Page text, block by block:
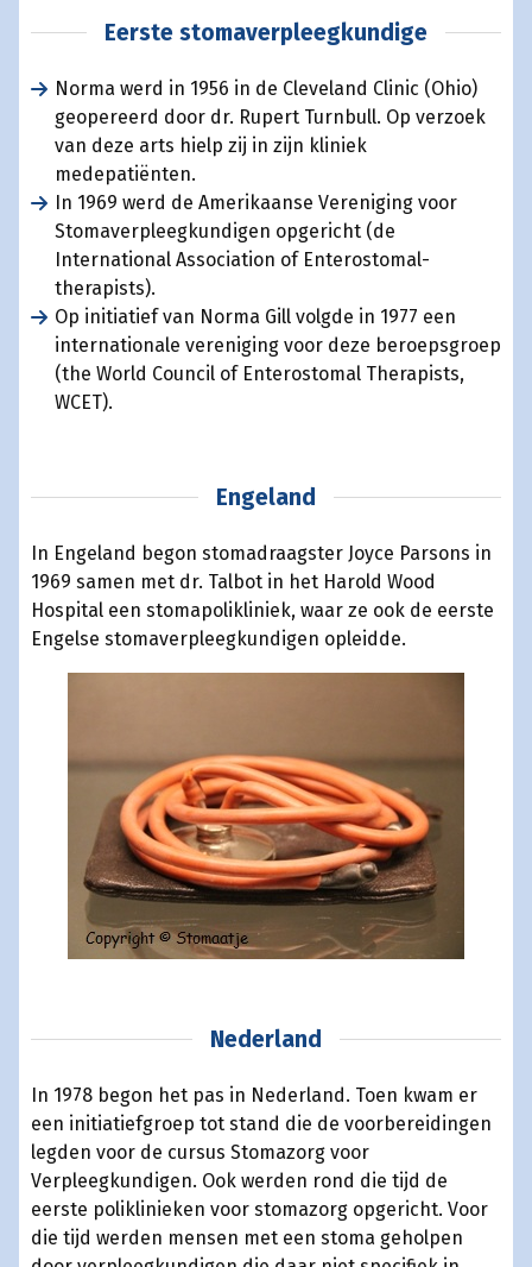
Eerste stomaverpleegkundige
Norma werd in 1956 in de Cleveland Clinic (Ohio)
geopereerd door dr. Rupert Turnbull. Op verzoek
van deze arts hielp zij in zijn kliniek
medepatiënten.
In 1969 werd de Amerikaanse Vereniging voor
Stomaverpleegkundigen opgericht (de
International Association of Enterostomal-
therapists).
Op initiatief van Norma Gill volgde in 1977 een
internationale vereniging voor deze beroepsgroep
(the World Council of Enterostomal Therapists,
WCET).
Engeland
In Engeland begon stomadraagster Joyce Parsons in
1969 samen met dr. Talbot in het Harold Wood
Hospital een stomapolikliniek, waar ze ook de eerste
Engelse stomaverpleegkundigen opleidde.
Nederland
In 1978 begon het pas in Nederland. Toen kwam er
een initiatiefgroep tot stand die de voorbereidingen
legden voor de cursus Stomazorg voor
Verpleegkundigen. Ook werden rond die tijd de
eerste poliklinieken voor stomazorg opgericht. Voor
die tijd werden mensen met een stoma geholpen